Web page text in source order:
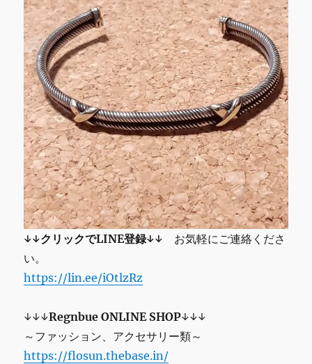
↓↓クリックでLINE登録↓↓ お気軽にご連絡くださ
い。
https://lin.ee/iOtlzRz
↓↓↓Regnbue ONLINE SHOP↓↓↓
～ファッション、アクセサリー類～
https://flosun.thebase.in/